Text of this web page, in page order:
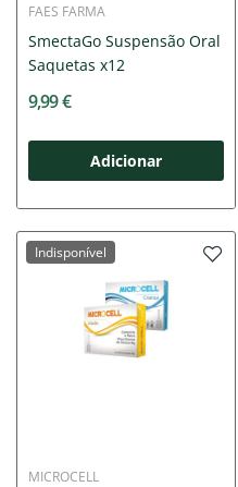
FAES FARMA
SmectaGo Suspensão Oral
Saquetas x12
9,99 €
Adicionar
Indisponível
MICROCELL